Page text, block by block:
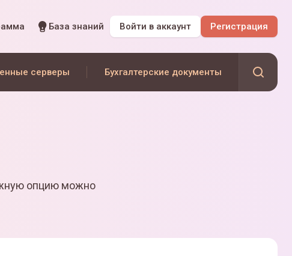
База знаний Войти в аккаунт Регистрация
серверы Бухгалтерские документы
опцию можно